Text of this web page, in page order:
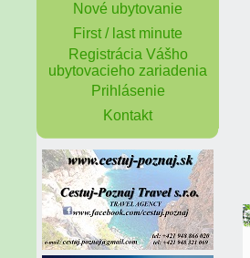
Nové ubytovanie
First / last minute
Registrácia Vášho
ubytovacieho zariadenia
Prihlásenie
Kontakt